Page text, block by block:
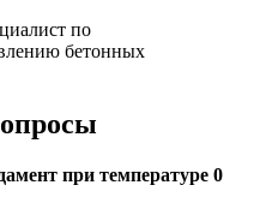
по
бетонных
при температуре 0